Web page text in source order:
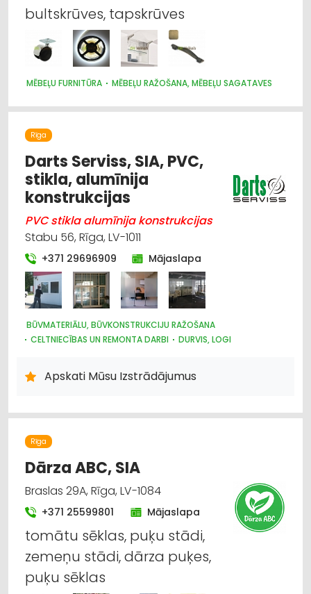
bultskrūves, tapskrūves
MĒBEĻU FURNITŪRA MĒBEĻU RAŽOŠANA, MĒBEĻU SAGATAVES
Rīga
Darts Serviss, SIA, PVC,
stikla, alumīnija
konstrukcijas
PVC stikla alumīnija konstrukcijas
Stabu 56, Rīga, LV-1011
+371 29696909 Mājaslapa
BŪVMATERIĀLU, BŪVKONSTRUKCIJU RAŽOŠANA
CELTNIECĪBAS UN REMONTA DARBI
DURVIS, LOGI
STIKLINIEKU DARBI
STIKLS UN STIKLA IZSTRĀDĀJUMU TIRDZNIECĪBA
Apskati Mūsu Izstrādājumus
Rīga
Dārza ABC, SIA
Braslas 29A, Rīga, LV-1084
+371 25599801 Mājaslapa
tomātu sēklas, puķu stādi,
zemeņu stādi, dārza puķes,
puķu sēklas